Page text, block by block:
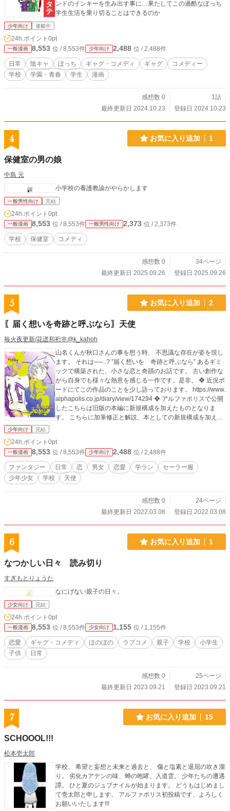
ンドのインキーを生み出す事に…果たしてこの過酷なぼっち
学生生活を乗り切ることはできるのか
少年向け 連載中
24h.ポイント 0pt
一般漫画 8,553 位 / 8,553件 少年向け 2,488 位 / 2,488件
日常 陰キャ ぼっち ギャグ・コメディ ギャグ
コメディー
学校
学園・青春 学生 漫画
感想数 0
1話
最終更新日 2024.10.23
登録日 2024.10.23
4 お気に入り追加 1
保健室の男の娘
中島 元
小学校の養護教諭がやらかします
一般男性向け 完結
24h.ポイント 0pt
一般漫画 8,553 位 / 8,553件 一般男性向け 2,373 位 / 2,373件
学校 保健室 コメディ
感想数 0
34ページ
最終更新日 2025.09.26
登録日 2025.09.26
5 お気に入り追加 2
〖届く想いを奇跡と呼ぶなら〗天使
毎火夜更新/花迸和裄🌸@k_kahoh
山名くんが秋口さんの事を想う時、 不思議な存在が姿を現し
ます。 それは──..? ”届く想いを 奇跡と呼ぶなら” あるギミ
ックで構築された、小さな恋と奇蹟のお話です。 古い創作な
がら自身でも様々な熱意を感じる一作です。是非。 ❖ 近況ボ
ードにてこの作品のことを少し語っております。 https://www.
alphapolis.co.jp/diary/view/174294 ❖ アルファポリスで公開
したこちらは旧版の本編に新規構成を加えたものとなりま
す。 こちらに加筆修正と解説、本としての新規構成を加えた
71965 本編をお気に召しましたら是非お求め頂けましたら幸
いです。 併せてお楽しみ頂けるかと存じます。 ❁❁❁❁❁❁❁
❁❁❁❁❁ 電子書籍新装版収録特典 ❁❁❁❁❁❁❁❁❁❁❁❁ ・
新装版用描き下ろしカラー表紙を裏表紙まで続いた絵柄で
（漫画投稿サイトやサンプルでは片面のみ公開 ・上記新規表
に色刷り仕様でした ・2003年の初版コピー誌表紙裏表紙
（当時色紙に刷った現物画像を発掘。 それに伴う解説付
少年向け 完結
24h.ポイント 0pt
一般漫画 8,553 位 / 8,553件 少年向け 2,488 位 / 2,488件
ファンタジー 日常 恋 男女 恋愛 学ラン
セーラー服
少年少女
学校 天使
感想数 0
24ページ
最終更新日 2022.03.08
登録日 2022.03.08
6 お気に入り追加 1
なつかしい日々 読み切り
すぎもとりょうた
なにげない親子の日々。
少女向け 完結
24h.ポイント 0pt
一般漫画 8,553 位 / 8,553件 少女向け 1,155 位 / 1,155件
恋愛 ギャグ・コメディ ほのぼの ラブコメ 親子 学校
小学生
子供
日常
感想数 0
25ページ
最終更新日 2023.09.21
登録日 2023.09.21
7 お気に入り追加 15
SCHOOOL!!!
松本壱太郎
学校、 希望と妄想と未来と過去と、 傷と塩素と退屈の吹き溜
り。 劣化カアテンの味、蝉の咆哮、入道雲。 少年たちの遭遇
譚。 ひと夏のジュブナイルが始まります。 どうもはじめまし
て壱太郎と申します。 アルファポリス初投稿です、よろしく
お願いいたします!!!